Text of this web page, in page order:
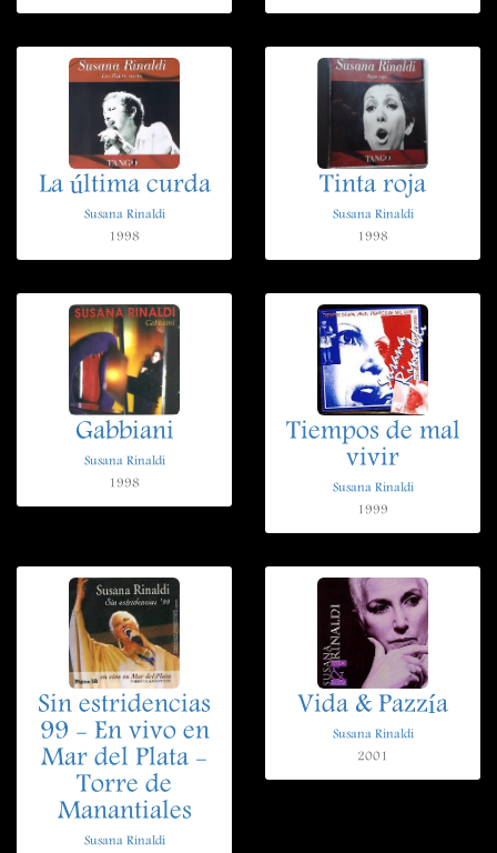
La última curda
Susana Rinaldi
1998
Tinta roja
Susana Rinaldi
1998
Gabbiani
Susana Rinaldi
1998
Tiempos de mal
vivir
Susana Rinaldi
1999
Sin estridencias
99 - En vivo en
Mar del Plata -
Torre de
Manantiales
Susana Rinaldi
Vida & Pazzía
Susana Rinaldi
2001